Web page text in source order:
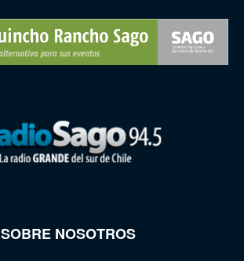
SOBRE NOSOTROS